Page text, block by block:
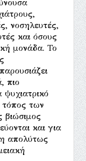
νοσηλευτές,
και όσους
μονάδα. Το
πιο
των
βιώσιμος
και για
απολύτως